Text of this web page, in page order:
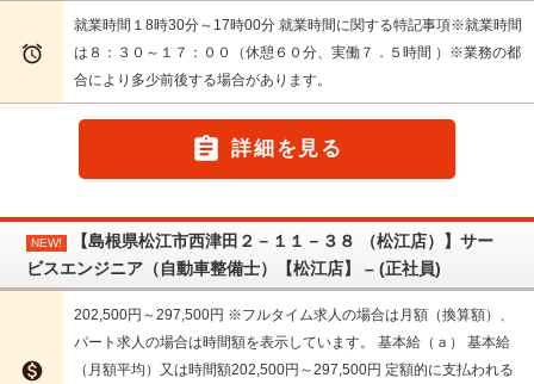

就業時間１8時30分～17時00分 就業時間に関する特記事項※就業時間
は８：３０～１７：００（休憩６０分、実働７．５時間 ）※業務の都
合により多少前後する場合があります。
 詳細を見る
NEW!
【島根県松江市西津田２－１１－３８ （松江店）】サー
ビスエンジニア（自動車整備士）【松江店】 – (正社員)

202,500円～297,500円 ※フルタイム求人の場合は月額（換算額）、
パート求人の場合は時間額を表示しています。 基本給（ａ） 基本給
（月額平均）又は時間額202,500円～297,500円 定額的に支払われる